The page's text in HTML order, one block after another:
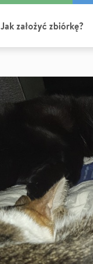
Jak założyć zbiórkę?